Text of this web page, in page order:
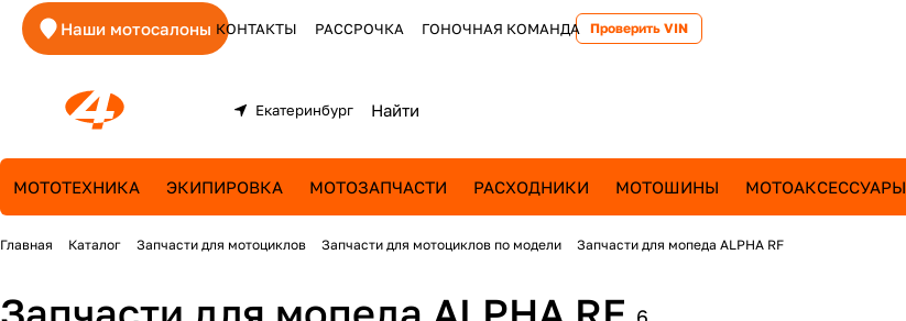
Наши мотосалоны КОНТАКТЫ РАССРОЧКА ГОНОЧНАЯ КОМАНДА Проверить VIN
Екатеринбург
МОТОТЕХНИКА ЭКИПИРОВКА МОТОЗАПЧАСТИ РАСХОДНИКИ МОТОШИНЫ МОТОАКСЕССУАРЫ
Главная Каталог Запчасти для мотоциклов Запчасти для мотоциклов по модели Запчасти для мопеда ALPHA RF